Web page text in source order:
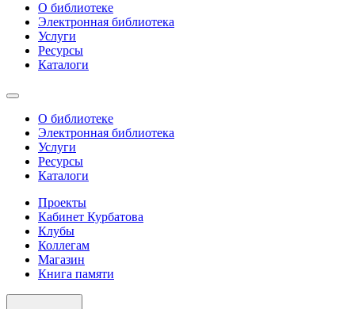
О библиотеке
Электронная библиотека
Услуги
Ресурсы
Каталоги
О библиотеке
Электронная библиотека
Услуги
Ресурсы
Каталоги
Проекты
Кабинет Курбатова
Клубы
Коллегам
Магазин
Книга памяти